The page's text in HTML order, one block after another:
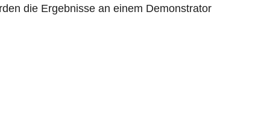
die Ergebnisse an einem Demonstrator